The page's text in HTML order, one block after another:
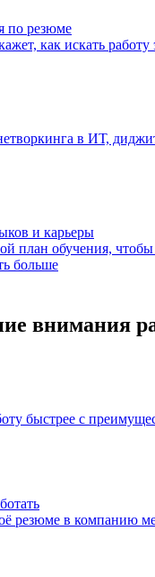
по резюме
как искать
в ИТ,
и карьеры
план обучения, чтобы
больше
внимания
быстрее с
резюме в компанию